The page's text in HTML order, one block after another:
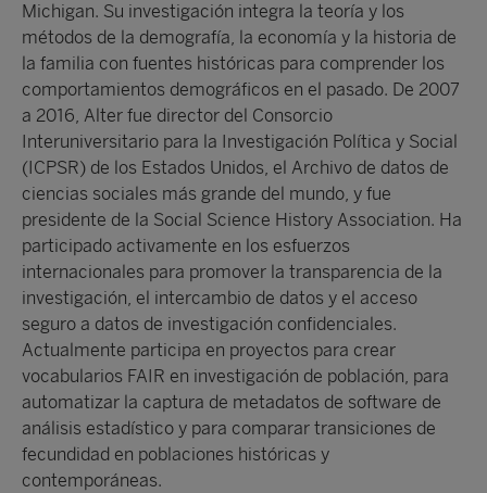
Michigan. Su investigación integra la teoría y los
métodos de la demografía, la economía y la historia de
la familia con fuentes históricas para comprender los
comportamientos demográficos en el pasado. De 2007
a 2016, Alter fue director del Consorcio
Interuniversitario para la Investigación Política y Social
(ICPSR) de los Estados Unidos, el Archivo de datos de
ciencias sociales más grande del mundo, y fue
presidente de la Social Science History Association. Ha
participado activamente en los esfuerzos
internacionales para promover la transparencia de la
investigación, el intercambio de datos y el acceso
seguro a datos de investigación confidenciales.
Actualmente participa en proyectos para crear
vocabularios FAIR en investigación de población, para
automatizar la captura de metadatos de software de
análisis estadístico y para comparar transiciones de
fecundidad en poblaciones históricas y
contemporáneas.